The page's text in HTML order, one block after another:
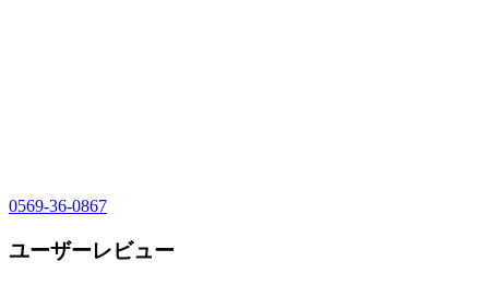
0569-36-0867
ユーザーレビュー